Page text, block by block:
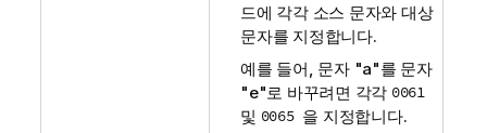
드에 각각 소스 문자와 대상
문자를 지정합니다.
예를 들어, 문자 "a"를 문자
"e"로 바꾸려면 각각 0061
및 0065 을 지정합니다.